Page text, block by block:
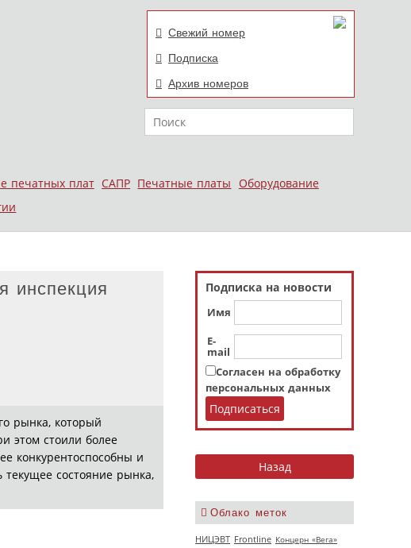
Свежий номер
Подписка
Архив номеров
Поиск
печатных плат САПР Печатные платы
Оборудование
Подписка на новости
Имя
E-
mail
Согласен на обработку
персональных данных
Облако меток
НИЦЭВТ Frontline Концерн «Вега»
инспекция
рынка, который
этом стоили более
конкурентоспособны и
текущее состояние рынка,